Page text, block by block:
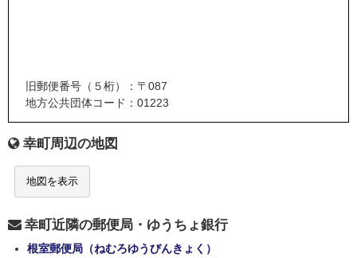
旧郵便番号（５桁）：〒087
地方公共団体コード：01223
幸町周辺の地図
地図を表示
幸町近隣の郵便局・ゆうちょ銀行
根室郵便局（ねむろゆうびんきょく）